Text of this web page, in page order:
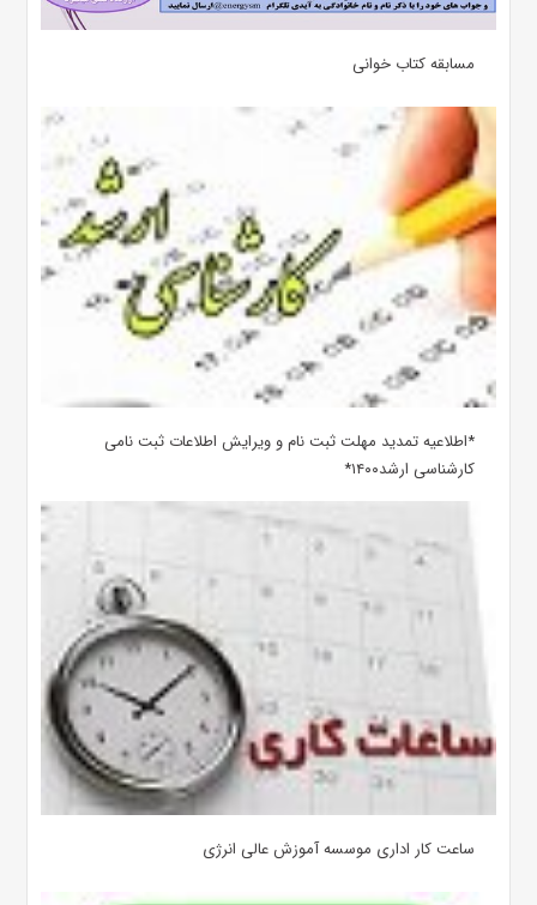
مسابقه کتاب خوانی
*اطلاعیه تمدید مهلت ثبت نام و ویرایش اطلاعات ثبت نامی
کارشناسی ارشد۱۴۰۰*
ساعت کار اداری موسسه آموزش عالی انرژی